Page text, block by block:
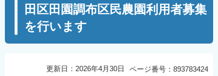
田区田園調布区民農園利用者募集
を行います
ページ番号：893783424
更新日：2026年4月30日